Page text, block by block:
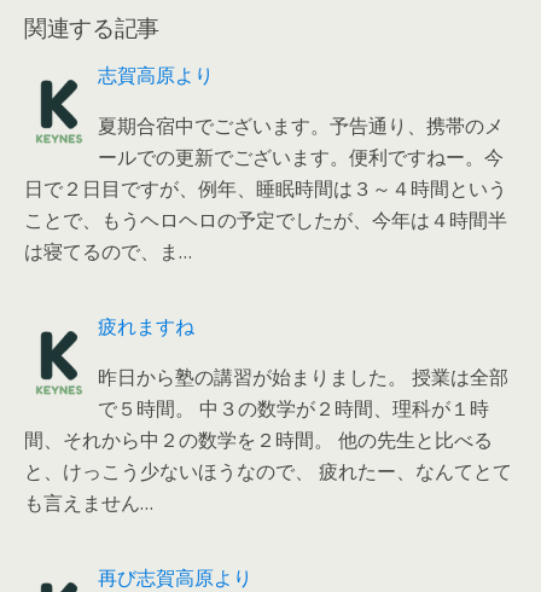
関連する記事
志賀高原より
夏期合宿中でございます。予告通り、携帯のメ
ールでの更新でございます。便利ですねー。今
日で２日目ですが、例年、睡眠時間は３～４時間という
ことで、もうヘロヘロの予定でしたが、今年は４時間半
は寝てるので、ま…
疲れますね
昨日から塾の講習が始まりました。 授業は全部
で５時間。 中３の数学が２時間、理科が１時
間、それから中２の数学を２時間。 他の先生と比べる
と、けっこう少ないほうなので、 疲れたー、なんてとて
も言えません…
再び志賀高原より